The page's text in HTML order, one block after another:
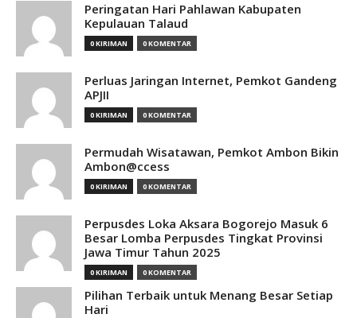
Peringatan Hari Pahlawan Kabupaten
Kepulauan Talaud
0 KIRIMAN 0 KOMENTAR
Perluas Jaringan Internet, Pemkot Gandeng
APJII
0 KIRIMAN 0 KOMENTAR
Permudah Wisatawan, Pemkot Ambon Bikin
Ambon@ccess
0 KIRIMAN 0 KOMENTAR
Perpusdes Loka Aksara Bogorejo Masuk 6
Besar Lomba Perpusdes Tingkat Provinsi
Jawa Timur Tahun 2025
0 KIRIMAN 0 KOMENTAR
Pilihan Terbaik untuk Menang Besar Setiap
Hari